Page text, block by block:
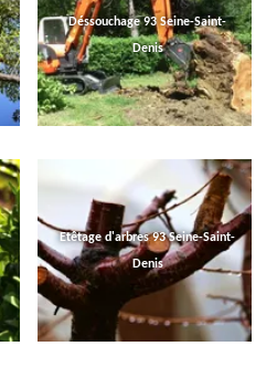
Déssouchage 93 Seine-Saint-
Denis
Etêtage d'arbres 93 Seine-Saint-
Denis